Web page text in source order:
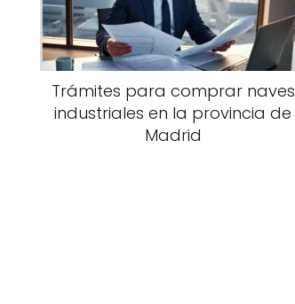
Trámites para comprar naves
industriales en la provincia de
Madrid